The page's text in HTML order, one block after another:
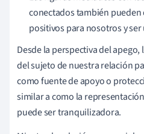
conectados también
positivos para nosotros y
Desde la perspectiva del
del sujeto de nuestra relación
como fuente de apoyo o
similar a como la
puede ser tranquilizadora.